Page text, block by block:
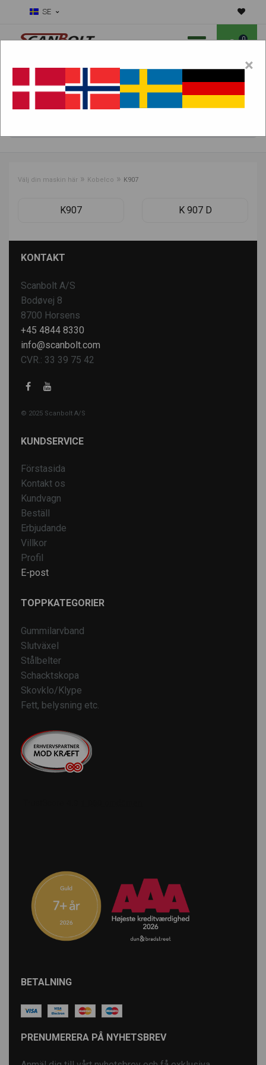
SE
0
Välj din maskin här » Kobelco » K907
K907 K 907 D
KONTAKT
Scanbolt A/S
Bodøvej 8
8700 Horsens
+45 4844 8330
info@scanbolt.com
CVR.: 33 39 75 42
© 2025 Scanbolt A/S
KUNDSERVICE
Förstasida
Kontakt os
Kundvagn
Beställ
Erbjudande
Villkor
Profil
E-post
TOPPKATEGORIER
Gummilarvband
Slutväxel
Stålbelter
Schacktskopa
Skovklo/Klype
Fett, belysning etc.
BETALNING
PRENUMERERA PÅ NYHETSBREV
×